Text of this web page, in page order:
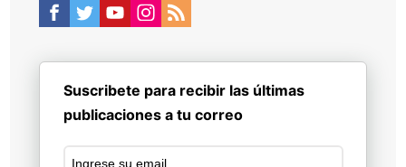
Suscribete para recibir las últimas
publicaciones a tu correo